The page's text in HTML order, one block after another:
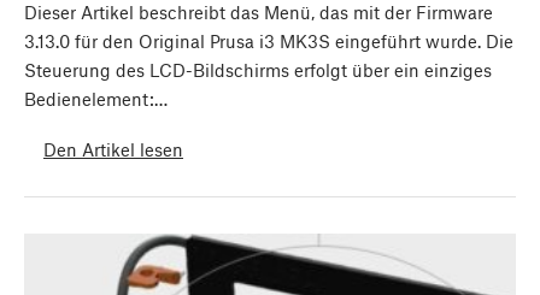
Dieser Artikel beschreibt das Menü, das mit der Firmware
3.13.0 für den Original Prusa i3 MK3S eingeführt wurde. Die
Steuerung des LCD-Bildschirms erfolgt über ein einziges
Bedienelement:…
Den Artikel lesen